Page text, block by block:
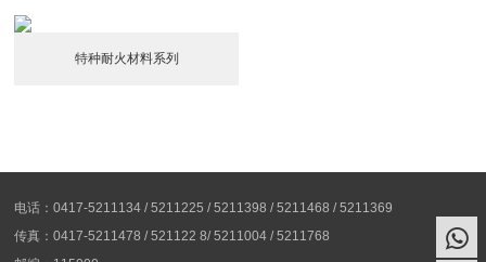
特种耐火材料系列
电话：0417-5211134 / 5211225 / 5211398 / 5211468 / 5211369
传真：0417-5211478 / 521122 8/ 5211004 / 5211768